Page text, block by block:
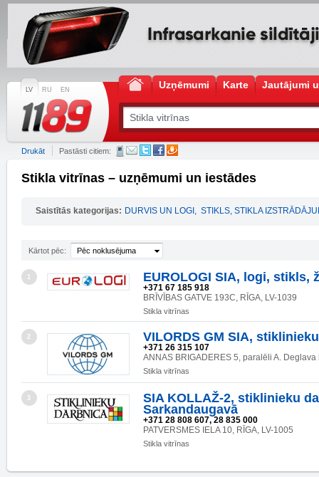
LV RU EN Uzņēmumi Karte Jautājumi
Drukāt Pastāsti citiem:
Stikla vitrīnas – uzņēmumi un iestādes
Saistītās kategorijas: DURVIS UN LOGI , STIKLS, STIKLA
Kārtot pēc: Pēc noklusējuma
1 EUROLOGI SIA, logi, stikls,
+371 67 185 918
BRĪVĪBAS GATVE 193C, RĪGA, LV-1039
Stikla vitrīnas
2 VILORDS GM SIA,
+371 26 315 107
ANNAS BRIGADERES 5, paralēli A. Deglava
Stikla vitrīnas
3
SIA KOLLAŽ-2, stiklinieku
Sarkandaugavā
+371 28 808 607, 28 835 000
PATVERSMES IELA 10, RĪGA, LV-1005
Stikla vitrīnas